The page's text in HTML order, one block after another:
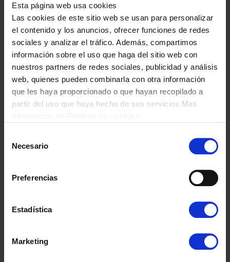
Esta página web usa cookies
Las cookies de este sitio web se usan para personalizar
el contenido y los anuncios, ofrecer funciones de redes
sociales y analizar el tráfico. Además, compartimos
información sobre el uso que haga del sitio web con
nuestros partners de redes sociales, publicidad y análisis
web, quienes pueden combinarla con otra información
que les haya proporcionado o que hayan recopilado a
partir del uso que haya hecho de sus servicios.Mas
Necesario
Preferencias
Estadística
Marketing
EXPRIMIDOR KUKEN 37001 650W C/BRAZO VINTAGE/VERDE
26,90€
EXPRIMIDOR MOULINEX PC120870 25W 0.5L BLACK